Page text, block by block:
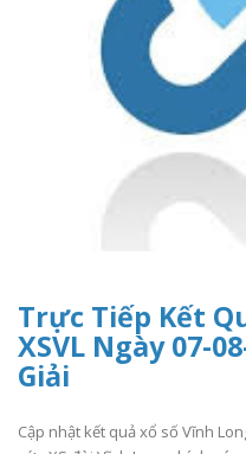
Trực Tiếp Kết
XSVL Ngày 07-
Giải
Cập nhật kết quả xổ số Vĩnh